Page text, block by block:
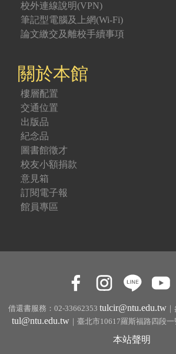
校外連線說明(VPN)
筆記型電腦及上網(Wi-Fi)
論文繳交及離校手續事項
關於本館
樓層配置
交通位置
出版品
紀念品
圖書館徵才
校友小額捐款
意見箱
訂閱電子報
館員專區
借還書服務：02-33662353 tulcir@ntu.edu.tw｜
tul@ntu.edu.tw｜臺北市10617羅斯福路四段
本站聲明